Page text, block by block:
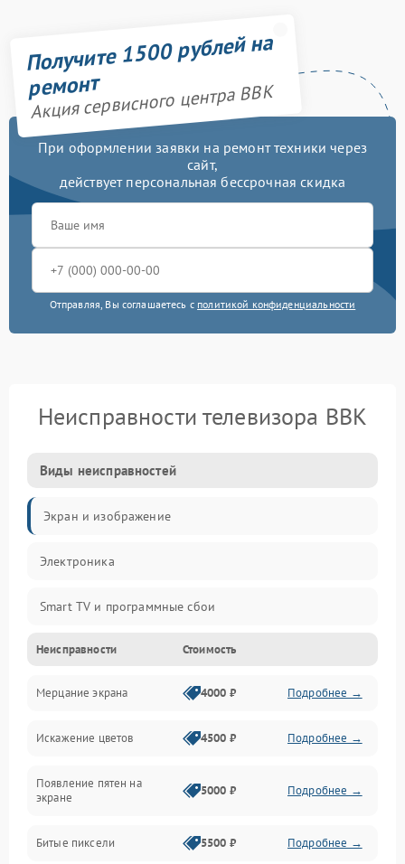
Получите 1500 рублей на
ремонт
Акция сервисного центра BBK
При оформлении заявки на ремонт техники через
сайт,
действует персональная бессрочная скидка
Отправляя, Вы соглашаетесь с политикой конфиденциальности
Неисправности телевизора BBK
Виды неисправностей
Экран и изображение
Электроника
Smart TV и программные сбои
Питание и запуск
Подсветка и LED-модули
Звук и аудиосистема
Сигнал и приём каналов
Неисправности Стоимость
Мерцание экрана 4000 ₽ Подробнее →
Искажение цветов 4500 ₽ Подробнее →
Появление пятен на
экране
5000 ₽ Подробнее →
Битые пиксели 5500 ₽ Подробнее →